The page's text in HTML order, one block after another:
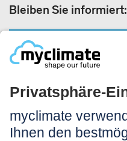
Bleiben Sie informiert:
Rechtliches:
Impressum